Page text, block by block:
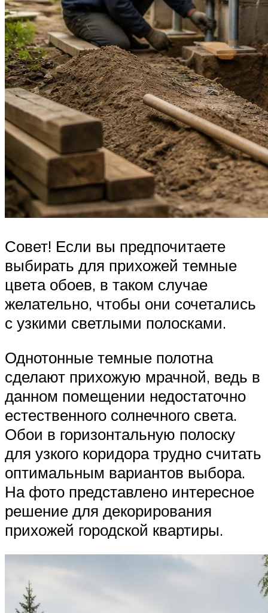
Совет! Если вы предпочитаете
выбирать для прихожей темные
цвета обоев, в таком случае
желательно, чтобы они сочетались
с узкими светлыми полосками.
Однотонные темные полотна
сделают прихожую мрачной, ведь в
данном помещении недостаточно
естественного солнечного света.
Обои в горизонтальную полоску
для узкого коридора трудно считать
оптимальным вариантов выбора.
На фото представлено интересное
решение для декорирования
прихожей городской квартиры.